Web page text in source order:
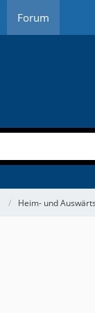
Forum
Heim- und